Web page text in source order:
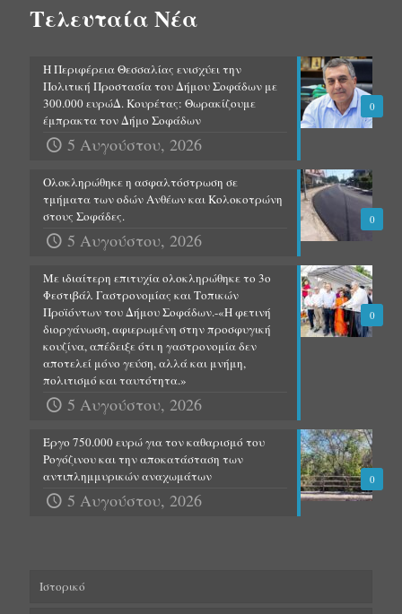
Τελευταία Νέα
0
Η Περιφέρεια Θεσσαλίας ενισχύει την
Πολιτική Προστασία του Δήμου Σοφάδων με
300.000 ευρώΔ. Κουρέτας: Θωρακίζουμε
έμπρακτα τον Δήμο Σοφάδων
5 Αυγούστου, 2026
0
Ολοκληρώθηκε η ασφαλτόστρωση σε
τμήματα των οδών Ανθέων και Κολοκοτρώνη
στους Σοφάδες.
5 Αυγούστου, 2026
0
Με ιδιαίτερη επιτυχία ολοκληρώθηκε το 3ο
Φεστιβάλ Γαστρονομίας και Τοπικών
Προϊόντων του Δήμου Σοφάδων.-«Η φετινή
διοργάνωση, αφιερωμένη στην προσφυγική
κουζίνα, απέδειξε ότι η γαστρονομία δεν
αποτελεί μόνο γεύση, αλλά και μνήμη,
πολιτισμό και ταυτότητα.»
5 Αυγούστου, 2026
0
Έργο 750.000 ευρώ για τον καθαρισμό του
Ρογόζινου και την αποκατάσταση των
αντιπλημμυρικών αναχωμάτων
5 Αυγούστου, 2026
Ιστορικό